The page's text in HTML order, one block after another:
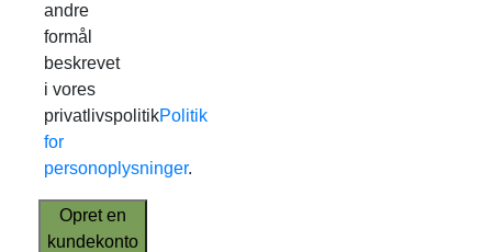
andre
formål
beskrevet
i vores
privatlivspolitikPolitik
for
personoplysninger.
Opret en
kundekonto